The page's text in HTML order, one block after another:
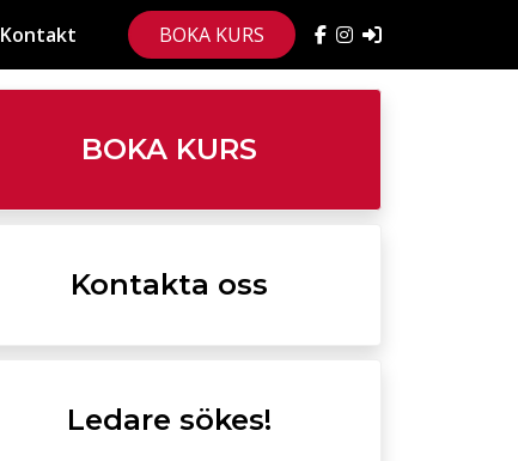
Kontakt BOKA KURS
BOKA KURS
Kontakta oss
Ledare sökes!